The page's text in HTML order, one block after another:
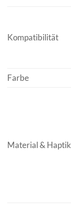
Kompatibilität
Farbe
Material & Haptik